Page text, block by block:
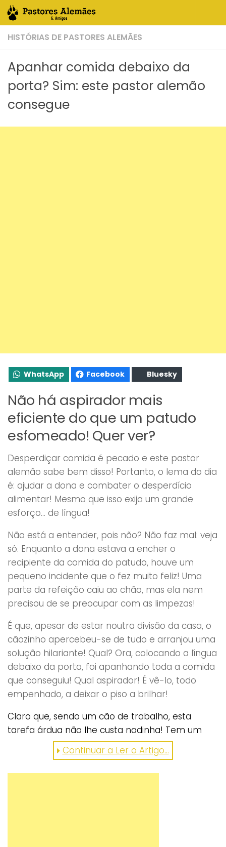
Skip to content
HISTÓRIAS DE PASTORES ALEMÃES
Apanhar comida debaixo da
porta? Sim: este pastor alemão
consegue
WhatsApp Facebook Bluesky
Não há aspirador mais
eficiente do que um patudo
esfomeado! Quer ver?
Desperdiçar comida é pecado e este pastor
alemão sabe bem disso! Portanto, o lema do dia
é: ajudar a dona e combater o desperdício
alimentar! Mesmo que isso exija um grande
esforço… de língua!
Não está a entender, pois não? Não faz mal: veja
só. Enquanto a dona estava a encher o
recipiente da comida do patudo, houve um
pequeno incidente que o fez muito feliz! Uma
parte da refeição caiu ao chão, mas ela nem
precisou de se preocupar com as limpezas!
É que, apesar de estar noutra divisão da casa, o
cãozinho apercebeu-se de tudo e arranjou uma
solução hilariante! Qual? Ora, colocando a língua
debaixo da porta, foi apanhando toda a comida
que conseguiu! Qual aspirador! É vê-lo, todo
empenhado, a deixar o piso a brilhar!
Claro que, sendo um cão de trabalho, esta
tarefa árdua não lhe custa nadinha! Tem um
patudo destes em casa? Haverá melhor
parceiro para as limpezas do que ele? Bem nos
parecia que não! 😀
Continuar a Ler o Artigo...